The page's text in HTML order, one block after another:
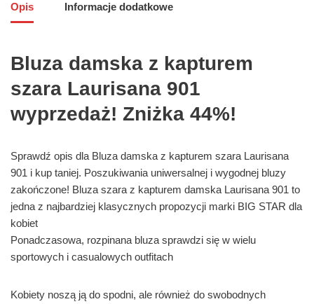
Opis Informacje dodatkowe
Bluza damska z kapturem
szara Laurisana 901
wyprzedaż! Zniżka 44%!
Sprawdź opis dla Bluza damska z kapturem szara Laurisana
901 i kup taniej. Poszukiwania uniwersalnej i wygodnej bluzy
zakończone! Bluza szara z kapturem damska Laurisana 901 to
jedna z najbardziej klasycznych propozycji marki BIG STAR dla
kobiet
Ponadczasowa, rozpinana bluza sprawdzi się w wielu
sportowych i casualowych outfitach
Kobiety noszą ją do spodni, ale również do swobodnych